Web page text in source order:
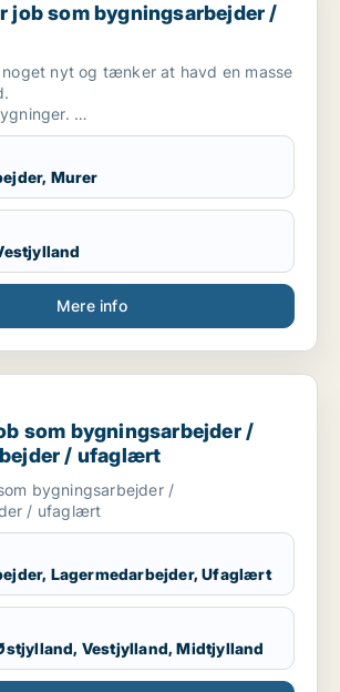
job som bygningsarbejder /
nyt og tænker at havd en masse
indenfor de fleste håndværks fag.
Murer
Mere info
bygningsarbejder / lagermedarbejder /
som bygningsarbejder /
/ ufaglært
bygningsarbejder /
/ ufaglært
Lagermedarbejder, Ufaglært
Vestjylland, Midtjylland